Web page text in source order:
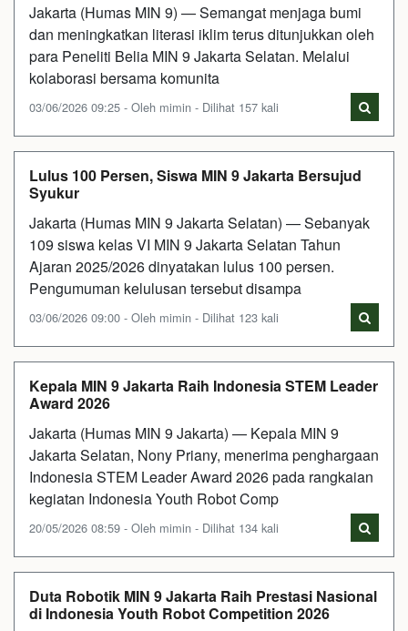
Jakarta (Humas MIN 9) — Semangat menjaga bumi
dan meningkatkan literasi iklim terus ditunjukkan oleh
para Peneliti Belia MIN 9 Jakarta Selatan. Melalui
kolaborasi bersama komunita
03/06/2026 09:25 - Oleh mimin - Dilihat 157 kali
Lulus 100 Persen, Siswa MIN 9 Jakarta Bersujud
Syukur
Jakarta (Humas MIN 9 Jakarta Selatan) — Sebanyak
109 siswa kelas VI MIN 9 Jakarta Selatan Tahun
Ajaran 2025/2026 dinyatakan lulus 100 persen.
Pengumuman kelulusan tersebut disampa
03/06/2026 09:00 - Oleh mimin - Dilihat 123 kali
Kepala MIN 9 Jakarta Raih Indonesia STEM Leader
Award 2026
Jakarta (Humas MIN 9 Jakarta) — Kepala MIN 9
Jakarta Selatan, Nony Priany, menerima penghargaan
Indonesia STEM Leader Award 2026 pada rangkaian
kegiatan Indonesia Youth Robot Comp
20/05/2026 08:59 - Oleh mimin - Dilihat 134 kali
Duta Robotik MIN 9 Jakarta Raih Prestasi Nasional
di Indonesia Youth Robot Competition 2026